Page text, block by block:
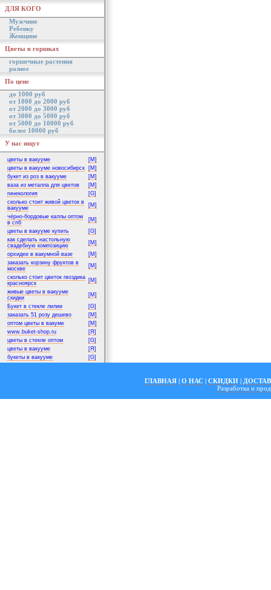
ДЛЯ КОГО
Мужчине
Ребенку
Женщине
Цветы в горшках
горшечные растения
разное
По цене
до 1000 руб
от 1000 до 2000 руб
от 2000 до 3000 руб
от 3000 до 5000 руб
от 5000 до 10000 руб
более 10000 руб
У нас ищут
цветы в вакууме
[M]
цветы в вакууме новосибирск
[M]
букет из роз в вакууме
[M]
ваза из металла для цветов
[M]
гинекология
[G]
сколько стоит живой цветок в
вакууме
[M]
чёрно-бордовые каллы оптом
в спб
[M]
цветы в вакууме купить
[G]
как сделать настольную
свадебную композицию
[M]
орхидеи в вакумной вазе
[M]
заказать корзину фруктов в
москве
[M]
сколько стоит цветок гвоздика
красноярск
[M]
живые цветы в вакууме
скидки
[M]
Букет в стекле лилии
[G]
заказать 51 розу дешево
[M]
оптом цветы в вакуме
[M]
www.buket-shop.ru
[Я]
цветы в стекле оптом
[G]
цветы в вакууме
[Я]
букеты в вакууме
[G]
ГЛАВНАЯ | О НАС | СКИДКИ |
Разработка и